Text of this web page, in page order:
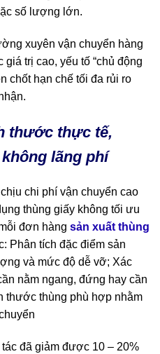
số lượng lớn.
xuyên vận chuyển hàng
trị cao, yếu tố “chủ động
chốt hạn chế tối đa rủi ro
thước thực tế,
lãng phí
chi phí vận chuyển cao
thùng giấy không tối ưu
đơn hàng sản xuất thùng
Phân tích đặc điểm sản
và mức độ dễ vỡ; Xác
nằm ngang, đứng hay cần
thước thùng phù hợp nhằm
đã giảm được 10 – 20%